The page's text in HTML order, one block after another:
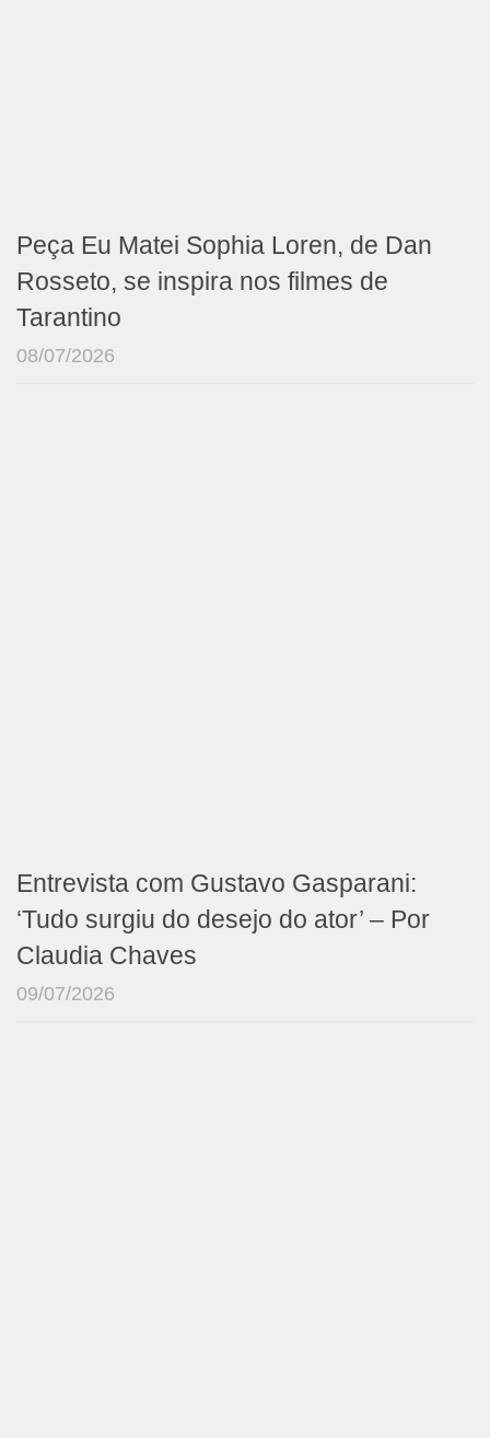
Peça Eu Matei Sophia Loren, de Dan
Rosseto, se inspira nos filmes de
Tarantino
08/07/2026
Entrevista com Gustavo Gasparani:
‘Tudo surgiu do desejo do ator’ – Por
Claudia Chaves
09/07/2026